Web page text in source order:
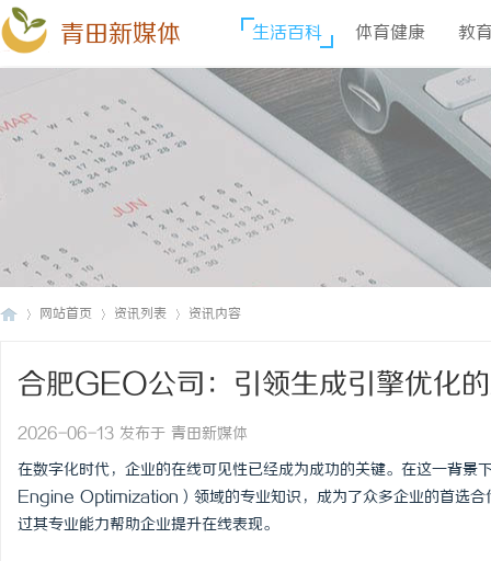
青田新媒体 生活百科 体育健康 教
网站首页 资讯列表 资讯内容
合肥GEO公司：引领生成引擎优化
2026-06-13 发布于 青田新媒体
在数字化时代，企业的在线可见性已经成为成功的关键。在这一背景
Engine Optimization）领域的专业知识，成为了众多企业的首选合
过其专业能力帮助企业提升在线表现。